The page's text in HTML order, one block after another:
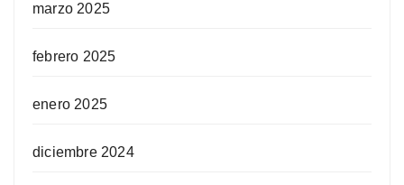
marzo 2025
febrero 2025
enero 2025
diciembre 2024